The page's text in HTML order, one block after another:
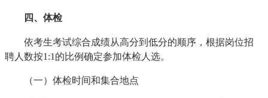
四、体检
依考生考试综合成绩从高分到低分的顺序，根据岗位招
聘人数按1:1的比例确定参加体检人选。
（一）体检时间和集合地点